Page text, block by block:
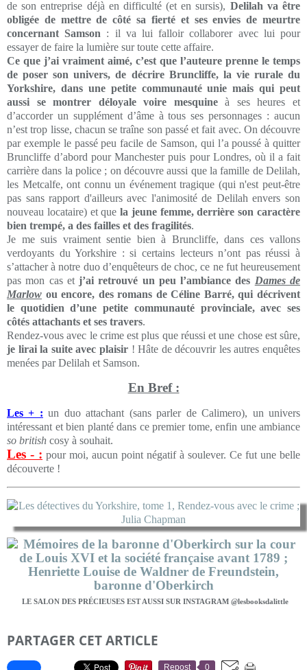
de son entreprise déjà en difficulté (et en sursis), Delilah va être
obligée de mettre de côté sa fierté et ses envies de meurtre
concernant Samson : il va lui falloir collaborer avec lui pour
essayer de faire la lumière sur toute cette affaire.
Ce que j’ai vraiment aimé, c’est que l’auteure prenne le temps
de poser son univers, de décrire Bruncliffe, la vie rurale du
Yorkshire, dans une petite communauté unie mais qui peut
aussi se montrer déloyale voire mesquineà ses heures et
d’accorder un supplément d’âme à tous ses personnages : aucun
n’est trop lisse, chacun se traîne son passé et fait avec. On découvre
par exemple le passé peu facile de Samson, qui l’a poussé à quitter
Bruncliffe d’abord pour Manchester puis pour Londres, où il a fait
carrière dans la police ; on découvre aussi que la famille de Delilah,
les Metcalfe, ont connu un événement tragique (qui n'est peut-être
pas sans rapport d'ailleurs avec l'animosité de Delilah envers son
nouveau locataire) et quela jeune femme, derrière son caractère
bien trempé, a des failles et des fragilités.
Je me suis vraiment sentie bien à Bruncliffe, dans ces vallons
verdoyants du Yorkshire : si certains lecteurs n’ont pas réussi à
s’attacher à notre duo d’enquêteurs de choc, ce ne fut heureusement
pas mon cas etj’ai retrouvé un peu l’ambiance des Dames de
Marlow ou encore, des romans de Céline Barré, qui décrivent
le quotidien d’une petite communauté provinciale, avec ses
côtés attachants et ses travers.
Rendez-vous avec le crime est plus que réussi et une chose est sûre,
je lirai la suite avec plaisir! Hâte de découvrir les autres enquêtes
menées par Delilah et Samson.
En Bref :
Les + : un duo attachant (sans parler de Calimero), un univers
intéressant et bien planté dans ce premier tome, enfin une ambiance
so british cosy à souhait.
Les - : pour moi, aucun point négatif à soulever. Ce fut une belle
découverte !
LE SALON DES PRÉCIEUSES EST AUSSI SUR INSTAGRAM @lesbooksdalittle
PARTAGER CET ARTICLE
Repost 0